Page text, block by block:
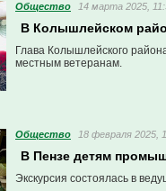
Общество 14 марта 2025,
В Колышлейском
Глава Колышлейского
местным ветеранам.
Общество 18 февраля 2025,
В Пензе детям
Экскурсия состоялась в